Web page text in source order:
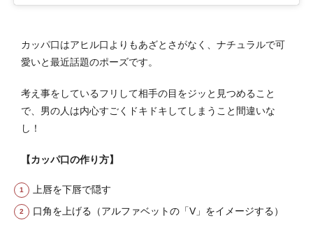
カッパ口はアヒル口よりもあざとさがなく、ナチュラルで可
愛いと最近話題のポーズです。
考え事をしているフリして相手の目をジッと見つめること
で、男の人は内心すごくドキドキしてしまうこと間違いな
し！
【カッパ口の作り方】
上唇を下唇で隠す
口角を上げる（アルファベットの「V」をイメージする）